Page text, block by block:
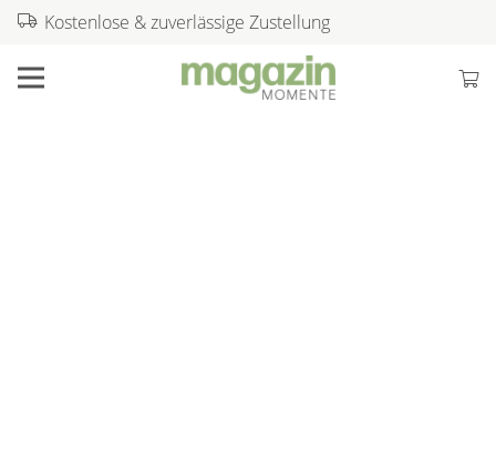
Kostenlose & zuverlässige Zustellung